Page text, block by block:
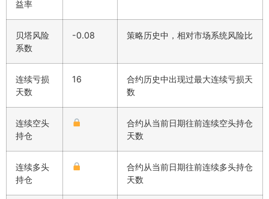
益率
贝塔风险
系数
-0.08 策略历史中，相对市场系统风险比
连续亏损
天数
16
合约历史中出现过最大连续亏损天
数
连续空头
持仓
合约从当前日期往前连续空头持仓
天数
连续多头
持仓
合约从当前日期往前连续多头持仓
天数